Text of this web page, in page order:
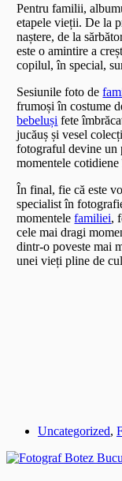
Pentru familii,
etapele vieții. De la
naștere, de la
este o amintire a
copilul, în special,
Sesiunile foto de
frumoși în costume
bebeluși fete
jucăuș și vesel
fotograful devine un
momentele
În final, fie că este
specialist în
momentelefamiliei,
cele mai dragi
dintr-o poveste mai
unei vieți pline de
Uncategorized,